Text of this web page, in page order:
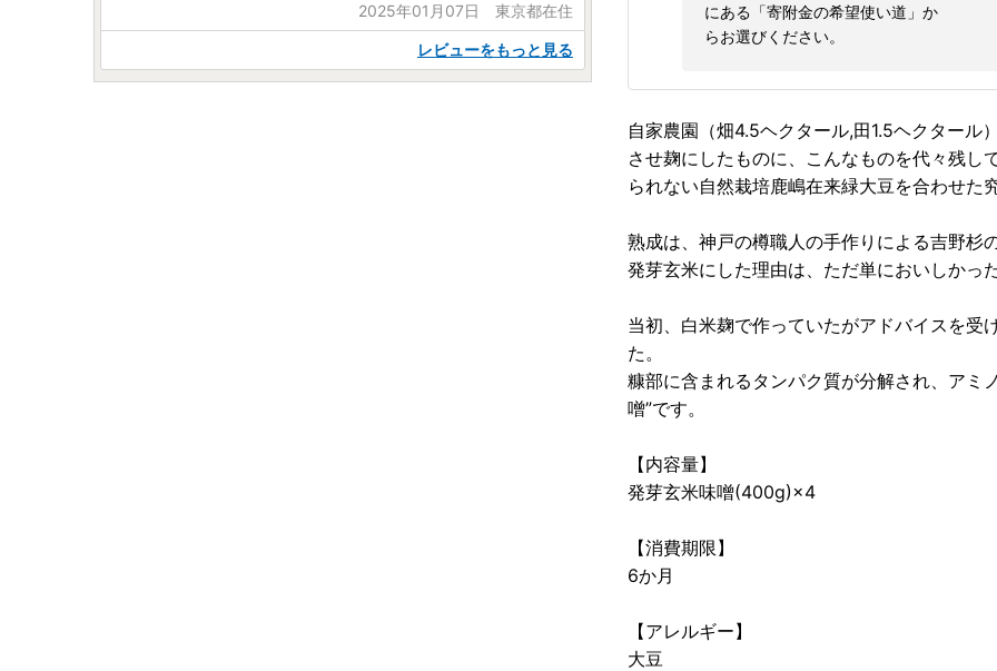
にある「寄附金の希望使い道」か
らお選びください。
自家農園（畑4.5ヘクタール,田1.5ヘクター
させ麹にしたものに、こんなものを代々残し
られない自然栽培鹿嶋在来緑大豆を合わせた
熟成は、神戸の樽職人の手作りによる吉野杉
発芽玄米にした理由は、ただ単においしかっ
当初、白米麹で作っていたがアドバイスを受
た。
糠部に含まれるタンパク質が分解され、アミ
噌”です。
【内容量】
発芽玄米味噌(400g)×4
【消費期限】
6か月
【アレルギー】
大豆
2025年01月07日 東京都在住
レビューをもっと見る